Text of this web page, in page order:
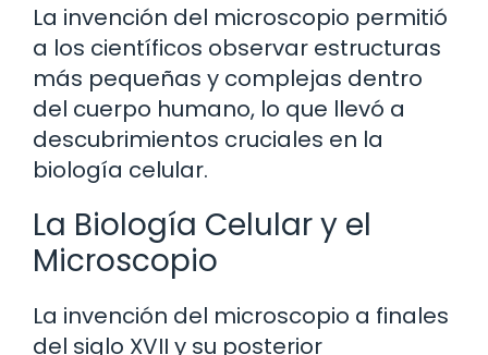
La invención del microscopio permitió
a los científicos observar estructuras
más pequeñas y complejas dentro
del cuerpo humano, lo que llevó a
descubrimientos cruciales en la
biología celular.
La Biología Celular y el
Microscopio
La invención del microscopio a finales
del siglo XVII y su posterior